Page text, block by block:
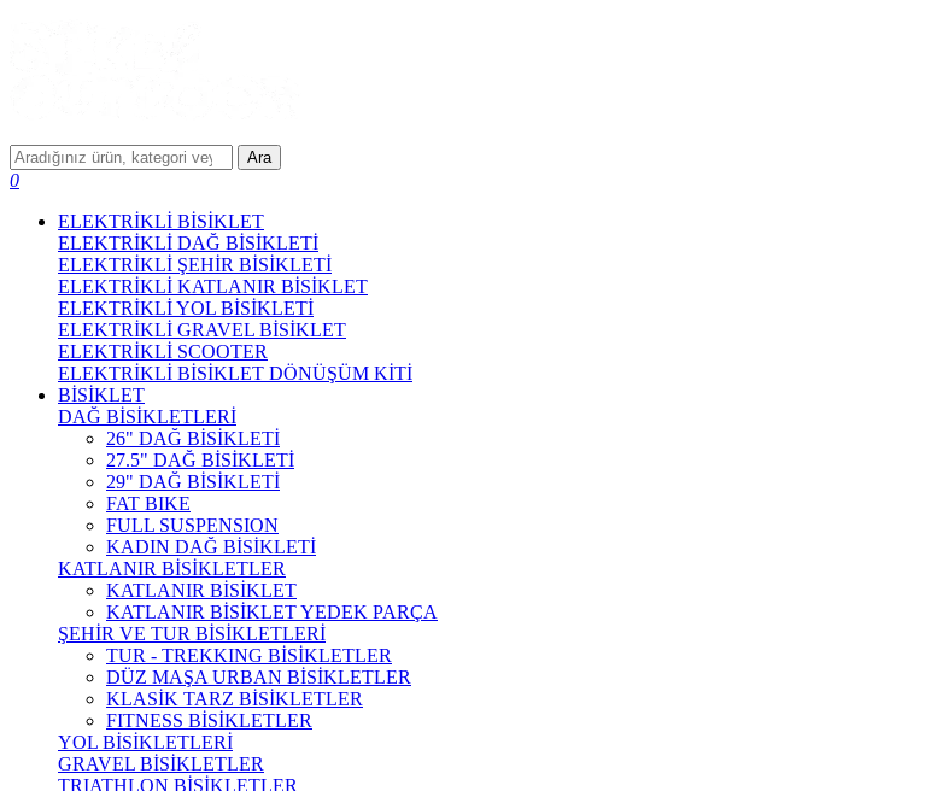
Ara
0
ELEKTRİKLİ BİSİKLET
ELEKTRİKLİ DAĞ BİSİKLETİ
ELEKTRİKLİ ŞEHİR BİSİKLETİ
ELEKTRİKLİ KATLANIR BİSİKLET
ELEKTRİKLİ YOL BİSİKLETİ
ELEKTRİKLİ GRAVEL BİSİKLET
ELEKTRİKLİ SCOOTER
ELEKTRİKLİ BİSİKLET DÖNÜŞÜM KİTİ
BİSİKLET
DAĞ BİSİKLETLERİ
26" DAĞ BİSİKLETİ
27.5" DAĞ BİSİKLETİ
29" DAĞ BİSİKLETİ
FAT BIKE
FULL SUSPENSION
KADIN DAĞ BİSİKLETİ
KATLANIR BİSİKLETLER
KATLANIR BİSİKLET
KATLANIR BİSİKLET YEDEK PARÇA
ŞEHİR VE TUR BİSİKLETLERİ
TUR - TREKKING BİSİKLETLER
DÜZ MAŞA URBAN BİSİKLETLER
KLASİK TARZ BİSİKLETLER
FITNESS BİSİKLETLER
YOL BİSİKLETLERİ
GRAVEL BİSİKLETLER
TRIATHLON BİSİKLETLER